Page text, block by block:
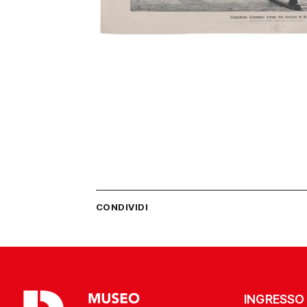
CONDIVIDI
INGRESSO